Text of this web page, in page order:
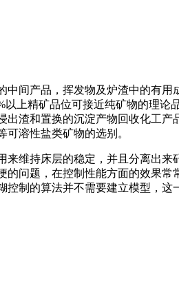
中间产品，挥发物及炉渣中的有
以上精矿品位可接近纯矿物的理
出渣和置换的沉淀产物回收化工
溶性盐类矿物的选别。
来维持床层的稳定，并且分离出
的问题，在控制性能方面的效果
控制的算法并不需要建立模型，